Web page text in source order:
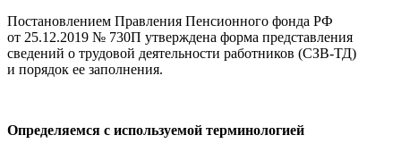
Постановлением Правления Пенсионного фонда РФ
от 25.12.2019 № 730П утверждена форма представления
сведений о трудовой деятельности работников (СЗВ-ТД)
и порядок ее заполнения.
Определяемся с используемой терминологией